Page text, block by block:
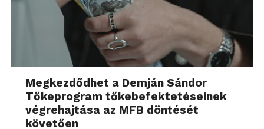
Megkezdődhet a Demján Sándor
Tőkeprogram tőkebefektetéseinek
végrehajtása az MFB döntését
követően